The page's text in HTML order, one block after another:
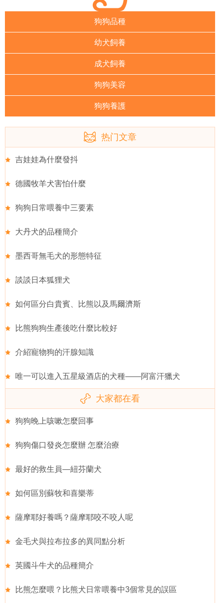
狗狗品種
幼犬飼養
成犬飼養
狗狗美容
狗狗養護
热门文章
吉娃娃為什麼發抖
德國牧羊犬害怕什麼
狗狗日常喂養中三要素
大丹犬的品種簡介
墨西哥無毛犬的形態特征
談談日本狐狸犬
如何區分白貴賓、比熊以及馬爾濟斯
比熊狗狗生產後吃什麼比較好
介紹寵物狗的汗腺知識
唯一可以進入五星級酒店的犬種——阿富汗獵犬
大家都在看
狗狗晚上咳嗽怎麼回事
狗狗傷口發炎怎麼辦 怎麼治療
最好的救生員—紐芬蘭犬
如何區別蘇牧和喜樂蒂
薩摩耶好養嗎？薩摩耶咬不咬人呢
金毛犬與拉布拉多的異同點分析
英國斗牛犬的品種簡介
比熊怎麼喂？比熊犬日常喂養中3個常見的誤區